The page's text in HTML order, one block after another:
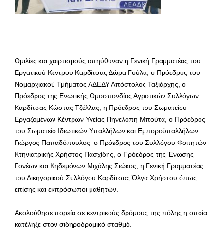
Ομιλίες και χαιρτισμούς απηύθυναν η Γενική Γραμματέας του
Εργατικού Κέντρου Καρδίτσας Δώρα Γούλα, ο Πρόεδρος του
Νομαρχιακού Τμήματος ΑΔΕΔΥ Απόστολος Ταξιάρχης, ο
Πρόεδρος της Ενωτικής Ομοσπονδίας Αγροτικών Συλλόγων
Καρδίτσας Κώστας Τζέλλας, η Πρόεδρος του Σωματείου
Εργαζομένων Κέντρων Υγείας Πηνελόπη Μπούτα, ο Πρόεδρος
του Σωματείο Ιδιωτικών Υπαλλήλων και Εμποροϋπαλλήλων
Γιώργος Παπαδόπουλος, ο Πρόεδρος του Συλλόγου Φοιτητών
Κτηνιατρικής Χρήστος Πασχίδης, ο Πρόεδρος της Ένωσης
Γονέων και Κηδεμόνων Μιχάλης Σιώκος, η Γενική Γραμματέας
του Δικηγορικού Συλλόγου Καρδίτσας Όλγα Χρήστου όπως
επίσης και εκπρόσωποι μαθητών.
Ακολούθησε πορεία σε κεντρικούς δρόμους της πόλης η οποία
κατέληξε στον σιδηροδρομικό σταθμό.